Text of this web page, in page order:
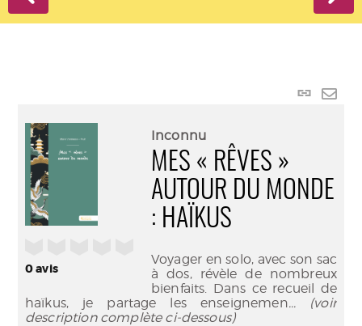
Lien
0avis
Inconnu
MES « RÊVES »
AUTOUR DU MONDE
: HAÏKUS
Voyager en solo, avec son sac
à dos, révèle de nombreux
bienfaits. Dans ce recueil de
haïkus, je partage les enseignemen... (voir
description complète ci-dessous)